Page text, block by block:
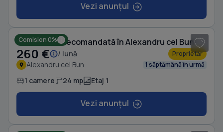
Vezi anunțul
Comision 0%
Garsonieră decomandată în Alexandru cel Bun
260 € / lună Proprietar
Alexandru cel Bun 1 săptămână în urmă
1 camere 24 mp Etaj 1
Vezi anunțul